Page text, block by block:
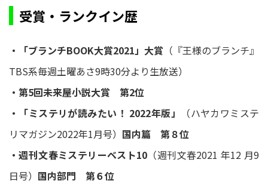
受賞・ランクイン歴
・「ブランチBOOK大賞2021」大賞 （『王様のブランチ』
TBS系毎週土曜あさ9時30分より生放送）
・第5回未来屋小説大賞 第2位
・「ミステリが読みたい！ 2022年版」
（ハヤカワミステ
リマガジン2022年1月号） 国内篇 第８位
・週刊文春ミステリーベスト10 （週刊文春2021 年12 月9
日号） 国内部門 第６位